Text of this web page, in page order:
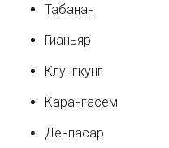
Табанан
Гианьяр
Клунгкунг
Карангасем
Денпасар